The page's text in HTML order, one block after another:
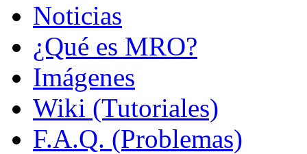
Noticias
¿Qué es MRO?
Imágenes
Wiki (Tutoriales)
F.A.Q. (Problemas)